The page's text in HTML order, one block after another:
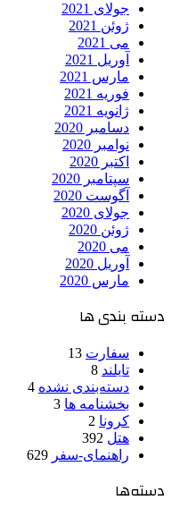
جولای 2021
ژوئن 2021
می 2021
آوریل 2021
مارس 2021
فوریه 2021
ژانویه 2021
دسامبر 2020
نوامبر 2020
اکتبر 2020
سپتامبر 2020
آگوست 2020
جولای 2020
ژوئن 2020
می 2020
آوریل 2020
مارس 2020
دسته بندی ها
سفارت 13
تایلند 8
دسته‌بندی نشده 4
بخشنامه ها 3
کرونا 2
هتل 392
راهنمای-سفر 629
دسته‌ها